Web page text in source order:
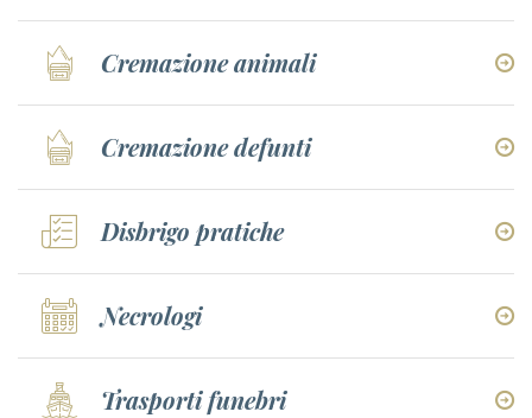
Cremazione animali
Cremazione defunti
Disbrigo pratiche
Necrologi
Trasporti funebri